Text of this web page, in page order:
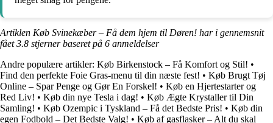
Artiklen Køb Svinekæber – Få dem hjem til Døren! har i gennemsnit
fået3.8 stjerner baseret på 6 anmeldelser
Andre populære artikler: Køb Birkenstock – Få Komfort og Stil! •
Find den perfekte Foie Gras-menu til din næste fest! • Køb Brugt Tøj
Online – Spar Penge og Gør En Forskel! • Køb en Hjertestarter og
Red Liv! • Køb din nye Tesla i dag! • Køb Ægte Krystaller til Din
Samling! • Køb Ozempic i Tyskland – Få det Bedste Pris! • Køb din
egen Fodbold – Det Bedste Valg! • Køb af gasflasker – Alt du skal